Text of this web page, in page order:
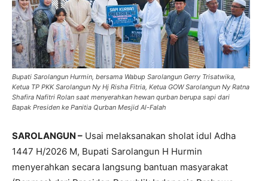
Bupati Sarolangun Hurmin, bersama Wabup Sarolangun Gerry Trisatwika,
Ketua TP PKK Sarolangun Ny Hj Risha Fitria, Ketua GOW Sarolangun Ny Ratna
Shafira Nafitri Rolan saat menyerahkan hewan qurban berupa sapi dari
Bapak Presiden ke Panitia Qurban Mesjid Al-Falah
SAROLANGUN – Usai melaksanakan sholat idul Adha
1447 H/2026 M, Bupati Sarolangun H Hurmin
menyerahkan secara langsung bantuan masyarakat